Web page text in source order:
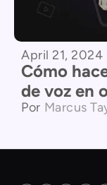
April 21, 2024
Cómo
de voz en
Por Marcus